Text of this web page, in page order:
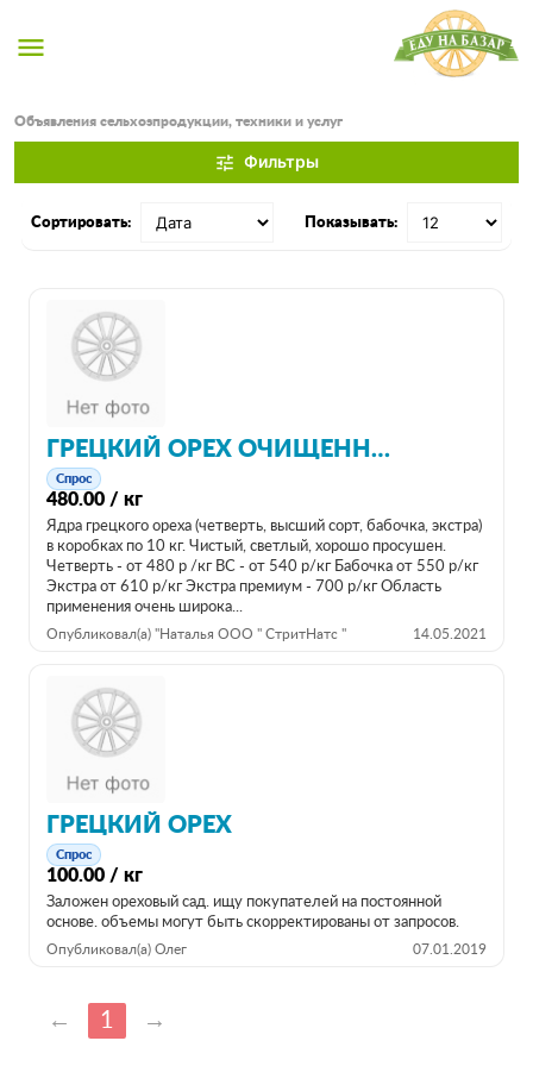
menu
Объявления сельхозпродукции, техники и услуг
tune Фильтры
Сортировать: Показывать:
ГРЕЦКИЙ ОРЕХ ОЧИЩЕННЫЙ РФ
Спрос
480.00 / кг
Ядра грецкого ореха (четверть, высший сорт, бабочка, экстра)
в коробках по 10 кг. Чистый, светлый, хорошо просушен.
Четверть - от 480 р /кг ВС - от 540 р/кг Бабочка от 550 р/кг
Экстра от 610 р/кг Экстра премиум - 700 р/кг Область
применения очень широка...
Опубликовал(а) "Наталья ООО " СтритНатс " 14.05.2021
ГРЕЦКИЙ ОРЕХ
Спрос
100.00 / кг
Заложен ореховый сад. ищу покупателей на постоянной
основе. объемы могут быть скорректированы от запросов.
Опубликовал(а) Олег 07.01.2019
← 1 →